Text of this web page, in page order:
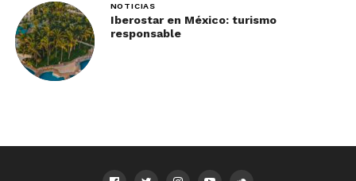
NOTICIAS
Iberostar en México: turismo
responsable